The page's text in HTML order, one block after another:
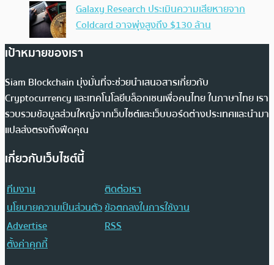
Galaxy Research ประเมินความเสียหายจาก
Coldcard อาจพุ่งสูงถึง $130 ล้าน
เป้าหมายของเรา
Siam Blockchain มุ่งมั่นที่จะช่วยนำเสนอสารเกี่ยวกับ
Cryptocurrency และเทคโนโลยีบล็อกเชนเพื่อคนไทย ในภาษาไทย เรา
รวบรวมข้อมูลส่วนใหญ่จากเว็บไซต์และเว็บบอร์ดต่างประเทศและนำมา
แปลส่งตรงถึงฟีดคุณ
เกี่ยวกับเว็บไซต์นี้
ทีมงาน
ติดต่อเรา
นโยบายความเป็นส่วนตัวข้อตกลงในการใช้งาน
Advertise
RSS
ตั้งค่าคุกกี้